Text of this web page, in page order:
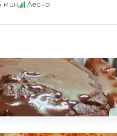
мин Лесно